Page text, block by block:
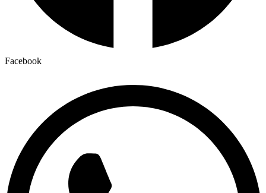
Facebook